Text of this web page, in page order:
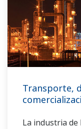
niveles de
ayudando a
estrategias de
años de
Transporte,
La industria de